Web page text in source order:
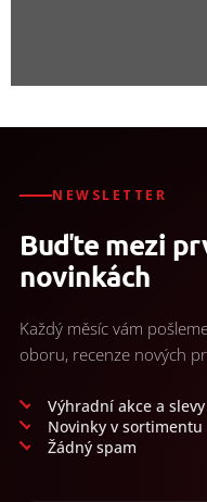
NEWSLETTER
Buďte mezi
novinkách
Každý měsíc vám
oboru, recenze nových
Výhradní akce a slevy
Novinky v sortimentu
Žádný spam